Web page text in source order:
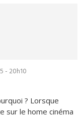
- 20h10
? Lorsque
sur le home cinéma